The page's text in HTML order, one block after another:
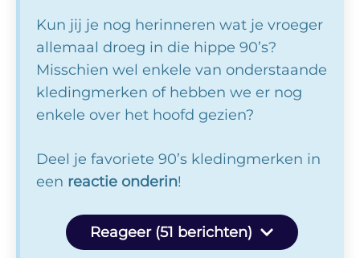
Kun jij je nog herinneren wat je vroeger
allemaal droeg in die hippe 90’s?
Misschien wel enkele van onderstaande
kledingmerken of hebben we er nog
enkele over het hoofd gezien?
Deel je favoriete 90’s kledingmerken in
een reactie onderin!
Reageer (51 berichten)